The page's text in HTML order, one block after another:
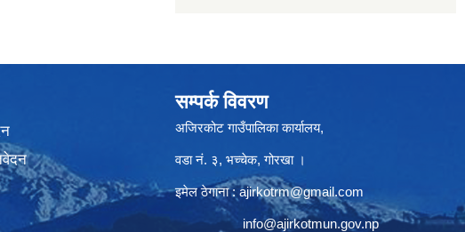
सम्पर्क विवरण
अजिरकोट गाउँपालिका कार्यालय,
वडा नं. ३, भच्चेक, गोरखा ।
इमेल ठेगाना : ajirkotrm@gmail.com
info@ajirkotmun.gov.np